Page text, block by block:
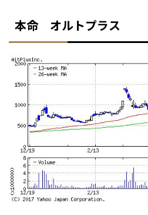
本命 オルトプラス